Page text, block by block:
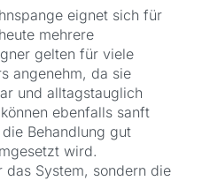
eignet sich für
mehrere
gelten für viele
angenehm, da sie
und alltagstauglich
ebenfalls sanft
Behandlung gut
wird.
das System, sondern die